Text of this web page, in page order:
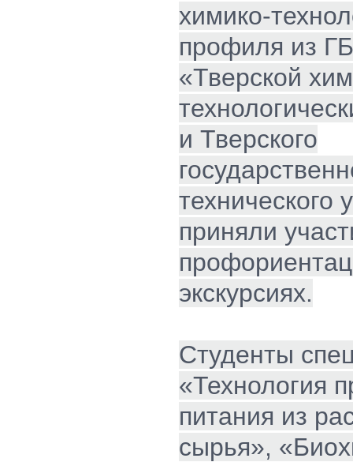
химико-
профиля из
«Тверской
и Тверского
технического
приняли
экскурсиях.
Студенты
«Технология
питания из
сырья»,